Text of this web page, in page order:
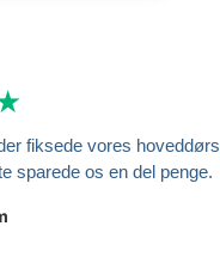
fiksede vores hoveddørs
sparede os en del penge.